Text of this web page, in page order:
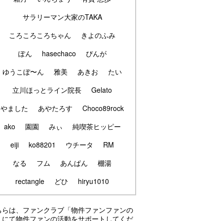
サラリーマン大家のTAKA
ころころころちゃん
きよのふみ
ぽん
hasechaco
ぴんが
ゆうこぼ〜ん
雅美 あきお
たい
立川ほっとライン院長
Gelato
やました
あやたろす
Choco89rock
ako
園園 みぃ
純喫茶ヒッピー
eiji
ko88201 ウチータ
RM
なる
フム あんぱん
棚湯
rectangle
どひ hiryu1010
らは、ファンクラブ「物件ファンファンの
にて物件ファンの活動をサポートしてくだ